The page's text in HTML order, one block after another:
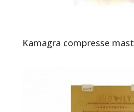
Kamagra compresse